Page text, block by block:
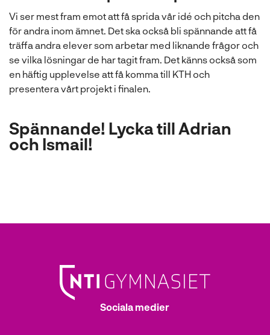
Vi ser mest fram emot att få sprida vår idé och pitcha den
för andra inom ämnet. Det ska också bli spännande att få
träffa andra elever som arbetar med liknande frågor och
se vilka lösningar de har tagit fram. Det känns också som
en häftig upplevelse att få komma till KTH och
presentera vårt projekt i finalen.
Spännande! Lycka till Adrian
och Ismail!
Sociala medier